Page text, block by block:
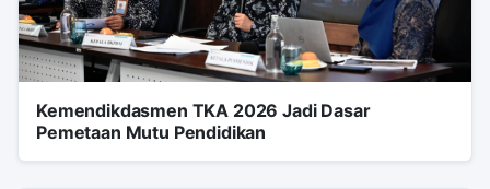
Kemendikdasmen TKA 2026 Jadi Dasar
Pemetaan Mutu Pendidikan